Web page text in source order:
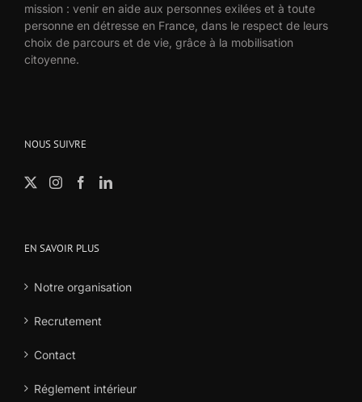
mission : venir en aide aux personnes exilées et à toute
personne en détresse en France, dans le respect de leurs
choix de parcours et de vie, grâce à la mobilisation
citoyenne.
NOUS SUIVRE
EN SAVOIR PLUS
Notre organisation
Recrutement
Contact
Réglement intérieur